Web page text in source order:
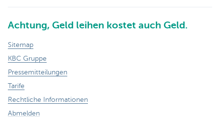
Achtung, Geld leihen kostet auch Geld.
Sitemap
KBC Gruppe
Pressemitteilungen
Tarife
Rechtliche Informationen
Abmelden